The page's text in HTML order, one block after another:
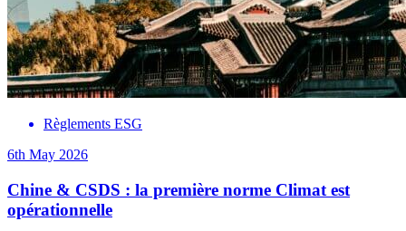
Règlements ESG
6th May 2026
Chine & CSDS : la première norme Climat est
opérationnelle